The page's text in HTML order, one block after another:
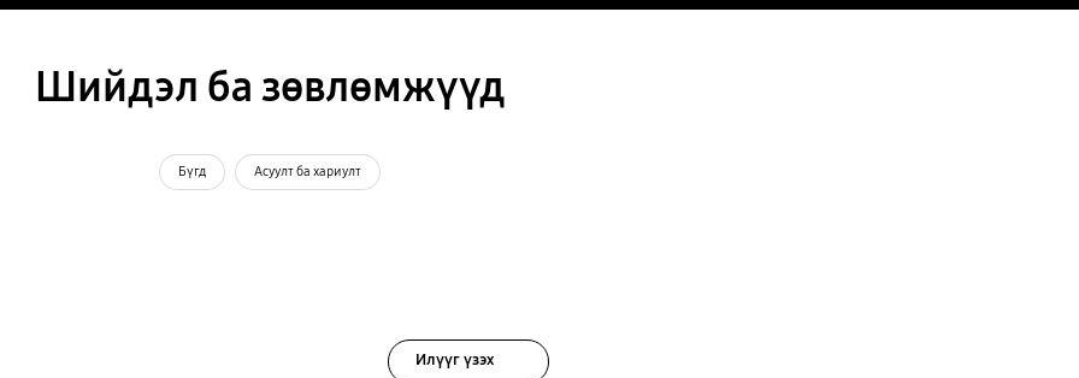
Шийдэл ба зөвлөмжүүд
Бүгд Асуулт ба хариулт
Илүүг үзэх